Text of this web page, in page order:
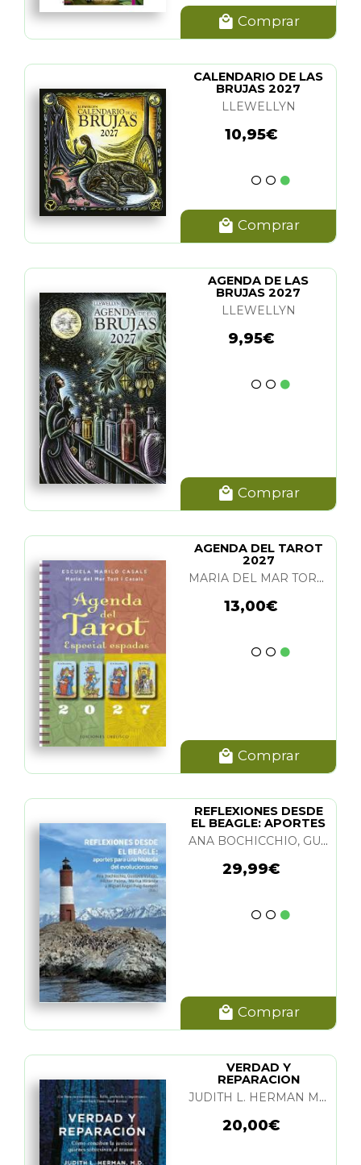
Comprar
CALENDARIO DE LAS
BRUJAS 2027
LLEWELLYN
10,95€
Comprar
AGENDA DE LAS
BRUJAS 2027
LLEWELLYN
9,95€
Comprar
AGENDA DEL TAROT
2027
MARIA DEL MAR TORT I CASALS
13,00€
Comprar
REFLEXIONES DESDE
EL BEAGLE: APORTES
PARA UNA HIST.
ANA BOCHICCHIO, GUSTAVO VALLEJO, HECTOR PALMA, MARISA MIRANDA Y M. A. PUIG-SAMPER
29,99€
Comprar
VERDAD Y
REPARACION
JUDITH L. HERMAN M. D.
20,00€